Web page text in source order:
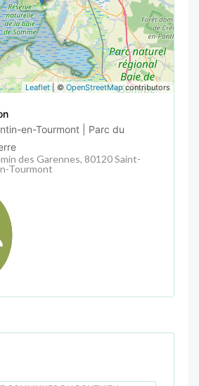
Leaflet | © OpenStreetMapcontributors
en-Tourmont | Parc du
des Garennes, 80120 Saint-
Tourmont